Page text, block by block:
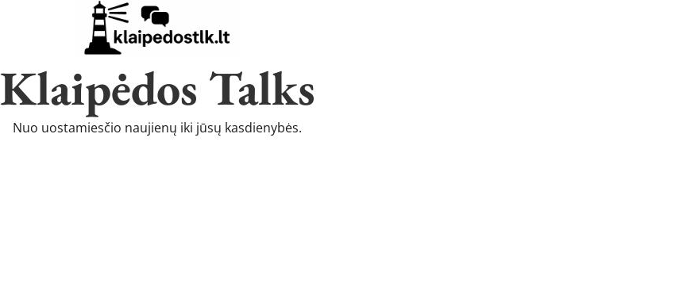
Klaipėdos Talks
Nuo uostamiesčio naujienų iki jūsų kasdienybės.